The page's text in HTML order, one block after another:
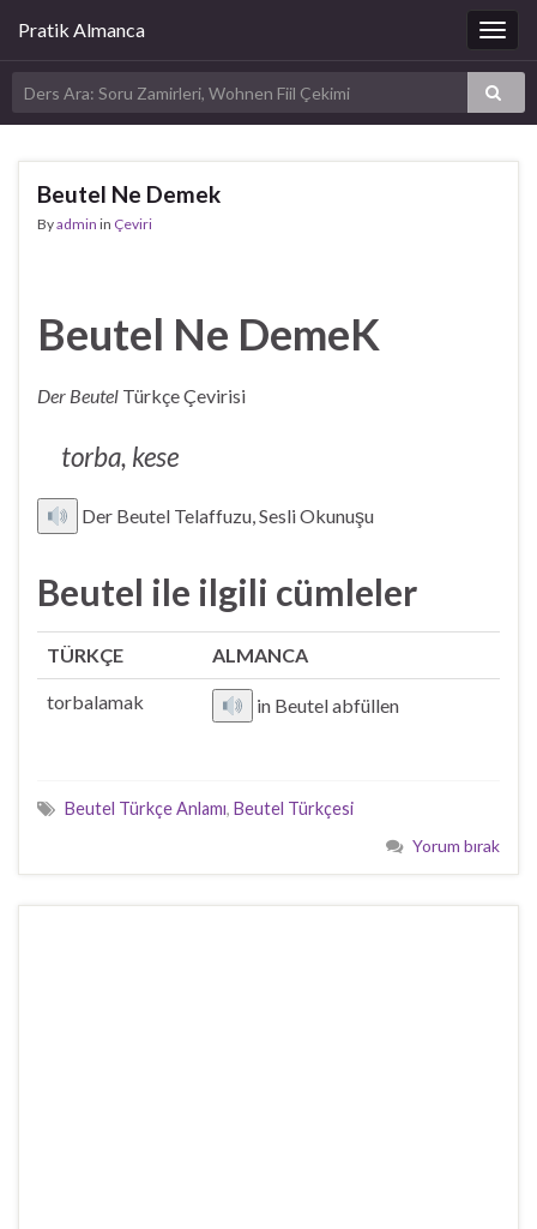
Pratik Almanca
Beutel Ne Demek
Byadmin in Çeviri
Beutel Ne DemeK
Der Beutel Türkçe Çevirisi
torba, kese
Der Beutel Telaffuzu, Sesli Okunuşu
Beutel ile ilgili cümleler
TÜRKÇE ALMANCA
torbalamak in Beutel abfüllen
Beutel Türkçe Anlamı, Beutel Türkçesi
Yorum bırak